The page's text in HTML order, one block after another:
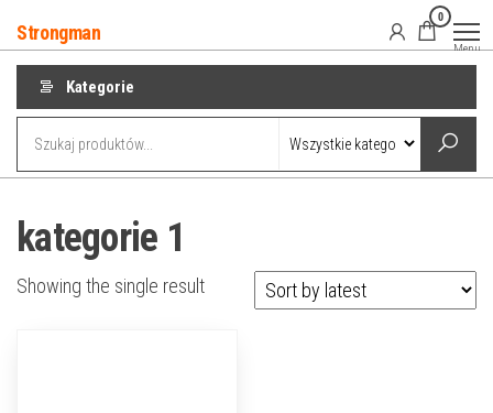
do
treści
Strongman
0
Menu
Kategorie
kategorie 1
Showing the single result